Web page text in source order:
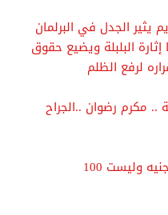
يثير الجدل في البرلمان
البلبلة ويضيع حقوق
لرفع الظلم
.. مكرم رضوان ..الجراح
زيارة شيك..لماذا تذكرة البارون 20 جنيه وليست 100